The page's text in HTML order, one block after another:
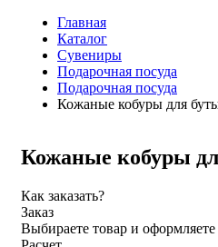
Главная
Каталог
Сувениры
Подарочная посуда
Подарочная посуда
Кожаные кобуры для
Кожаные кобуры
Как заказать?
Заказ
Выбираете товар и оформляете